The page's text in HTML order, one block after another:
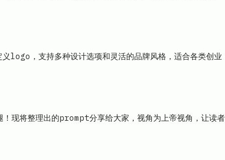
，支持多种设计选项和灵活的品牌风格，适合各类创业
现将整理出的prompt分享给大家，视角为上帝视角，让读者